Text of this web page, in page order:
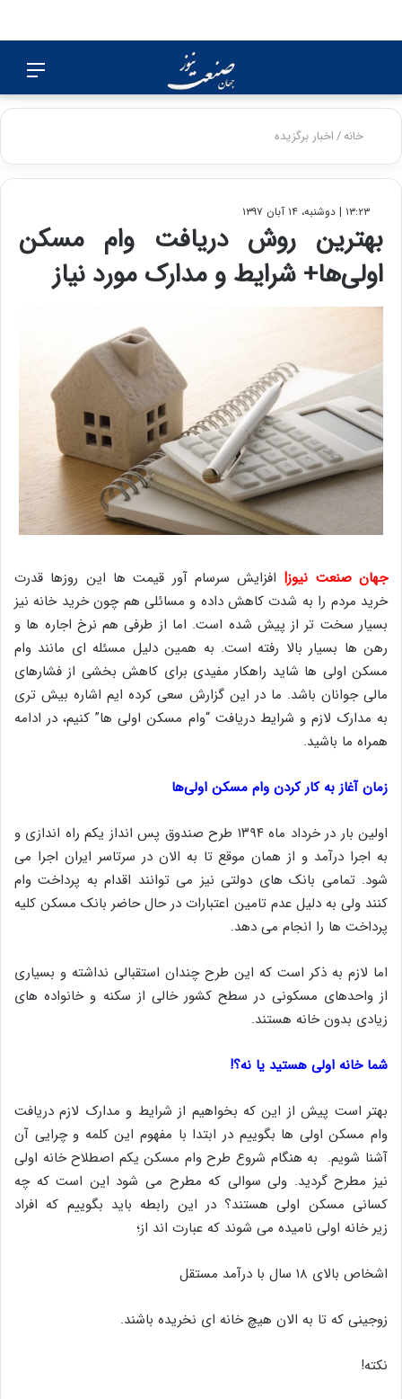
برای
خانه/اخبار برگزیده
۱۳:۲۳ | دوشنبه، ۱۴ آبان ۱۳۹۷
بهترین روش دریافت وام مسکن
اولی‌ها+ شرایط و مدارک مورد نیاز
جهان صنعت نیوز| افزایش سرسام آور قیمت ها این روزها قدرت
خرید مردم را به شدت کاهش داده و مسائلی هم چون خرید خانه نیز
بسیار سخت تر از پیش شده است. اما از طرفی هم نرخ اجاره ها و
رهن ها بسیار بالا رفته است. به همین دلیل مسئله ای مانند وام
مسکن اولی ها شاید راهکار مفیدی برای کاهش بخشی از فشارهای
مالی جوانان باشد. ما در این گزارش سعی کرده ایم اشاره بیش تری
به مدارک لازم و شرایط دریافت “وام مسکن اولی ها” کنیم، در ادامه
همراه ما باشید.
زمان آغاز به کار کردن وام مسکن اولی‌ها
اولین بار در خرداد ماه ۱۳۹۴ طرح صندوق پس انداز یکم راه اندازی و
به اجرا درآمد و از همان موقع تا به الان در سرتاسر ایران اجرا می
شود. تمامی بانک های دولتی نیز می توانند اقدام به پرداخت وام
کنند ولی به دلیل عدم تامین اعتبارات در حال حاضر بانک مسکن کلیه
پرداخت ها را انجام می دهد.
اما لازم به ذکر است که این طرح چندان استقبالی نداشته و بسیاری
از واحدهای مسکونی در سطح کشور خالی از سکنه و خانواده های
زیادی بدون خانه هستند.
شما خانه اولی هستید یا نه؟!
بهتر است پیش از این که بخواهیم از شرایط و مدارک لازم دریافت
وام مسکن اولی ها بگوییم در ابتدا با مفهوم این کلمه و چرایی آن
آشنا شویم. به هنگام شروع طرح وام مسکن یکم اصطلاح خانه اولی
نیز مطرح گردید. ولی سوالی که مطرح می شود این است که چه
کسانی مسکن اولی هستند؟ در این رابطه باید بگوییم که افراد
زیر خانه اولی نامیده می شوند که عبارت اند از؛
اشخاص بالای ۱۸ سال با درآمد مستقل
زوجینی که تا به الان هیچ خانه ای نخریده باشند.
نکته!